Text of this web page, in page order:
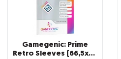
Gamegenic: Prime
Retro Sleeves (66,5x94 mm) 50 sztuk, Clear